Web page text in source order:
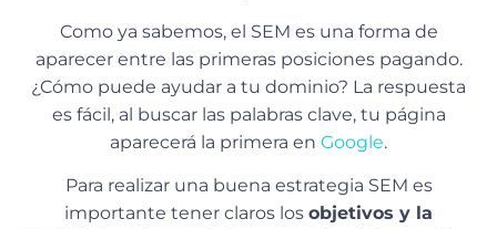
Como ya sabemos, el SEM es una forma de
aparecer entre las primeras posiciones pagando.
¿Cómo puede ayudar a tu dominio? La respuesta
es fácil, al buscar las palabras clave, tu página
aparecerá la primera en Google.
Para realizar una buena estrategia SEM es
importante tener claros los objetivos y la